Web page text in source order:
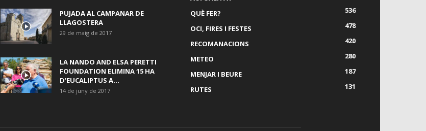
PUJADA AL CAMPANAR DE
LLAGOSTERA
29 de maig de 2017
LA NANDO AND ELSA PERETTI
FOUNDATION ELIMINA 15 HA
D’EUCALIPTUS A...
14 de juny de 2017
QUÈ FER?
536
OCI, FIRES I FESTES
478
RECOMANACIONS
420
METEO
280
MENJAR I BEURE
187
RUTES
131